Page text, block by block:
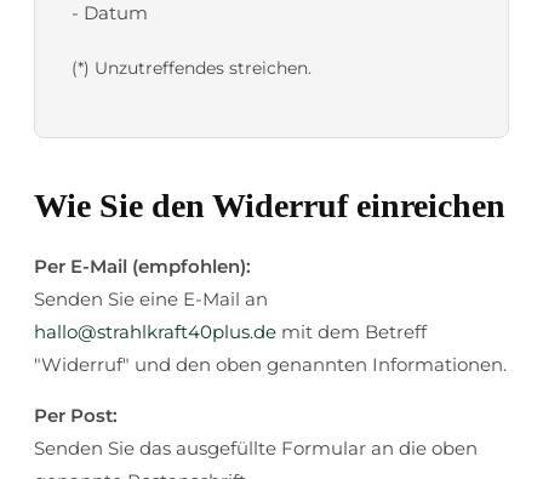
- Datum
(*) Unzutreffendes streichen.
Wie Sie den Widerruf einreichen
Per E-Mail (empfohlen):
Senden Sie eine E-Mail an
hallo@strahlkraft40plus.de mit dem Betreff
"Widerruf" und den oben genannten Informationen.
Per Post:
Senden Sie das ausgefüllte Formular an die oben